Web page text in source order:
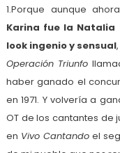
1.Porque aunque
Karina fue la Natalia
look ingenio y sensual
Operación Triunfo
haber ganado el
en 1971. Y volvería a
OT de los cantantes de
en Vivo Cantando el